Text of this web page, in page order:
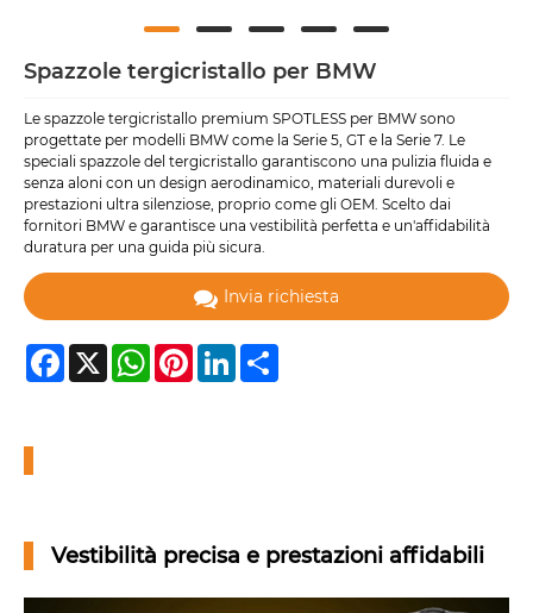
Spazzole tergicristallo per BMW
Le spazzole tergicristallo premium SPOTLESS per BMW sono
progettate per modelli BMW come la Serie 5, GT e la Serie 7. Le
speciali spazzole del tergicristallo garantiscono una pulizia fluida e
senza aloni con un design aerodinamico, materiali durevoli e
prestazioni ultra silenziose, proprio come gli OEM. Scelto dai
fornitori BMW e garantisce una vestibilità perfetta e un'affidabilità
duratura per una guida più sicura.
Invia richiesta
Facebook
X WhatsAppPinterestLinkedIn
Vestibilità precisa e prestazioni affidabili